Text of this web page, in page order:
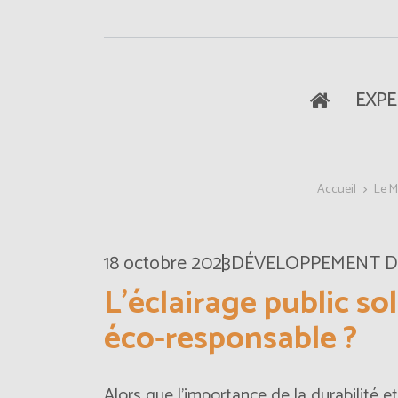
Accueil Le
18 octobre 2023DÉVELOPPEMENT
L’éclairage public
éco-responsable ?